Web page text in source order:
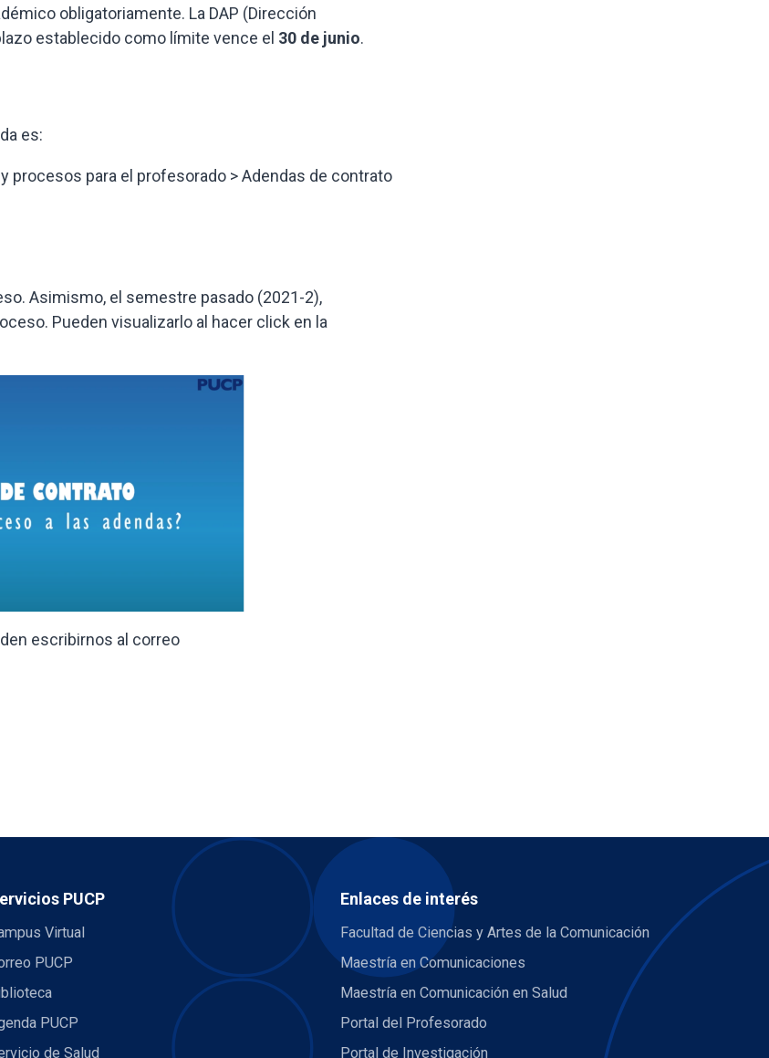
obligatoriamente. La DAP (Dirección
establecido como límite vence el 30 de junio.
es:
procesos para el profesorado > Adendas de contrato
Asimismo, el semestre pasado (2021-2),
Pueden visualizarlo al hacer click en la
escribirnos al correo
PUCP
Virtual
PUCP
PUCP
de Salud
Enlaces de interés
Facultad de Ciencias y Artes de la Comunicación
Maestría en Comunicaciones
Maestría en Comunicación en Salud
Portal del Profesorado
Portal de Investigación